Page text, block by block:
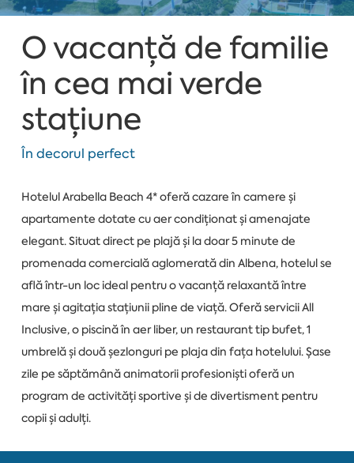
O vacanță de familie
în cea mai verde
stațiune
În decorul perfect
Hotelul Arabella Beach 4* oferă cazare în camere și
apartamente dotate cu aer condiționat și amenajate
elegant. Situat direct pe plajă și la doar 5 minute de
promenada comercială aglomerată din Albena, hotelul se
află într-un loc ideal pentru o vacanță relaxantă între
mare și agitația stațiunii pline de viață. Oferă servicii All
Inclusive, o piscină în aer liber, un restaurant tip bufet, 1
umbrelă și două șezlonguri pe plaja din fața hotelului. Șase
zile pe săptămână animatorii profesioniști oferă un
program de activități sportive și de divertisment pentru
copii și adulți.